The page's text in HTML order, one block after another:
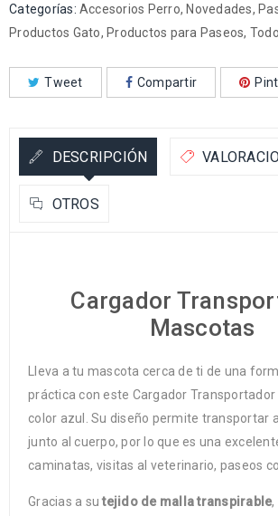
Categorías: Accesorios Perro, Novedades,
Productos Gato, Productos para Paseos,
Tweet Compartir
DESCRIPCIÓN
OTROS
Cargador
Mascotas
Lleva a tu mascota cerca de ti de una
práctica con este Cargador
color azul. Su diseño permite transportar
junto al cuerpo, por lo que es una
caminatas, visitas al veterinario, paseos
Gracias a sutejido de malla transpirable,